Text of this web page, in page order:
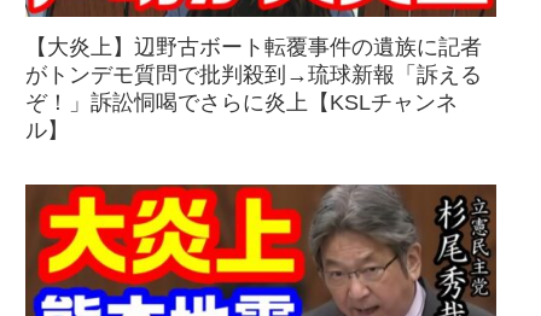
【大炎上】辺野古ボート転覆事件の遺族に記者
がトンデモ質問で批判殺到→琉球新報「訴える
ぞ！」訴訟恫喝でさらに炎上【KSLチャンネ
ル】